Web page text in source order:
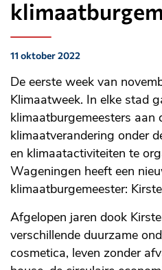
Gepubliceerd
op:
11 oktober 2022
De eerste week van
Klimaatweek. In elke stad
klimaatburgemeesters aan
klimaatverandering onder
en klimaatactiviteiten te
Wageningen heeft een
klimaatburgemeester:
Afgelopen jaren dook
verschillende duurzame
cosmetica, leven zonder